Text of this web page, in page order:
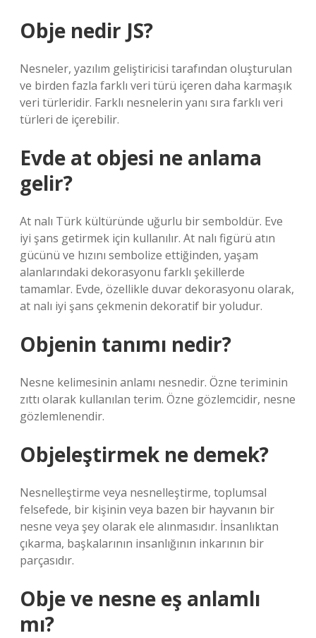
Obje nedir JS?
Nesneler, yazılım geliştiricisi tarafından oluşturulan
ve birden fazla farklı veri türü içeren daha karmaşık
veri türleridir. Farklı nesnelerin yanı sıra farklı veri
türleri de içerebilir.
Evde at objesi ne anlama
gelir?
At nalı Türk kültüründe uğurlu bir semboldür. Eve
iyi şans getirmek için kullanılır. At nalı figürü atın
gücünü ve hızını sembolize ettiğinden, yaşam
alanlarındaki dekorasyonu farklı şekillerde
tamamlar. Evde, özellikle duvar dekorasyonu olarak,
at nalı iyi şans çekmenin dekoratif bir yoludur.
Objenin tanımı nedir?
Nesne kelimesinin anlamı nesnedir. Özne teriminin
zıttı olarak kullanılan terim. Özne gözlemcidir, nesne
gözlemlenendir.
Objeleştirmek ne demek?
Nesnelleştirme veya nesnelleştirme, toplumsal
felsefede, bir kişinin veya bazen bir hayvanın bir
nesne veya şey olarak ele alınmasıdır. İnsanlıktan
çıkarma, başkalarının insanlığının inkarının bir
parçasıdır.
Obje ve nesne eş anlamlı
mı?